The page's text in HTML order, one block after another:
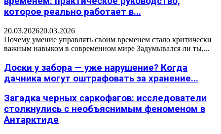
которое реально работает в...
20.03.202620.03.2026
Почему умение управлять своим временем стало критически
важным навыком в современном мире Задумывался ли ты,...
Доски у забора — уже нарушение? Когда
дачника могут оштрафовать за хранение...
Загадка черных саркофагов: исследователи
столкнулись с необъяснимым феноменом в
Антарктиде